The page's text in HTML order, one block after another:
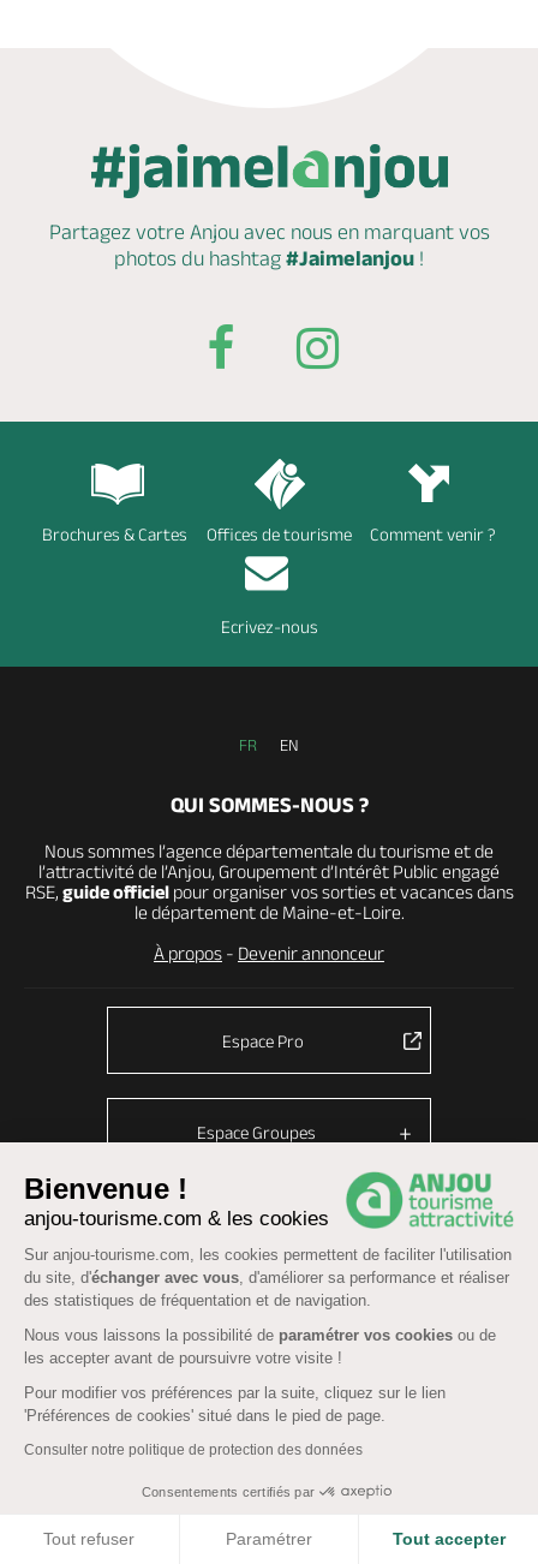
Bienvenue !
anjou-tourisme.com & les cookies
Sur anjou-tourisme.com, les cookies permettent de faciliter l'utilisation
du site, d'échanger avec vous, d'améliorer sa performance et réaliser
des statistiques de fréquentation et de navigation.
Nous vous laissons la possibilité de paramétrer vos cookies ou de
les accepter avant de poursuivre votre visite !
Pour modifier vos préférences par la suite, cliquez sur le lien
'Préférences de cookies' situé dans le pied de page.
Consulter notre politique de protection des données
Consentements certifiés par
Tout refuser Paramétrer Tout accepter
Partagez votre Anjou avec nous en marquantvos
photos du hashtag #Jaimelanjou !
Brochures & Cartes Offices de tourisme Comment venir ?
Ecrivez-nous
FR EN
QUI SOMMES-NOUS ?
Nous sommes l’agence départementale du tourisme et de
l’attractivité de l’Anjou, Groupement d’Intérêt Public engagé
RSE, guide officielpour organiser vos sorties et vacances dans
le département de Maine-et-Loire.
À propos - Devenir annonceur
Espace Pro
Espace Groupes
Mentions légales-Données personnelles-Cookies
CGU Réservation
Accessibilité : partiellement conforme